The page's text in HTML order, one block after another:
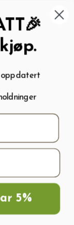
My wishlist ( 0
Handlevogn
5%